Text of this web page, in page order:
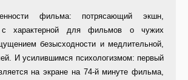
фильма: потрясающий экшн,
с характерной для фильмов о чужих
безысходности и медлительной,
И усилившимся психологизмом: первый
на экране на 74-й минуте фильма,